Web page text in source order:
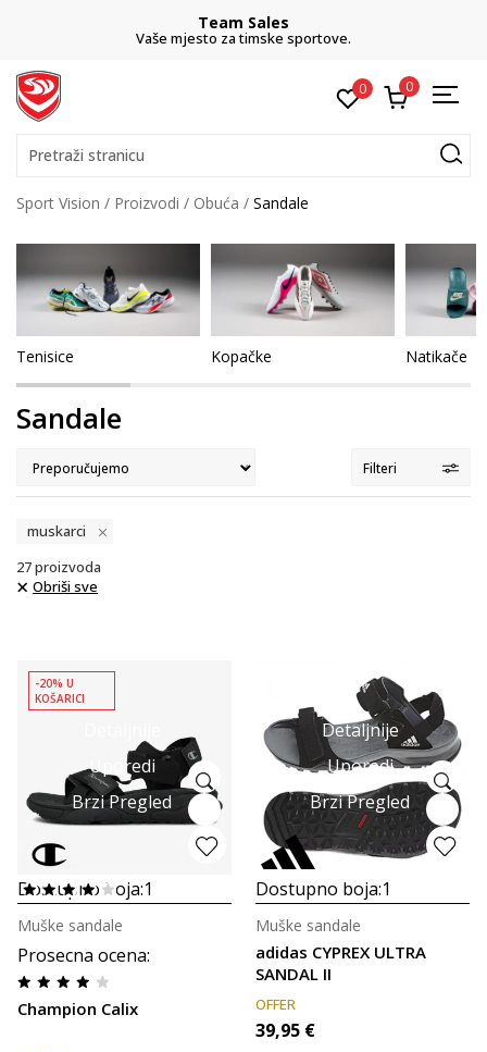
Team Sales
Vaše mjesto za timske sportove.
0 0
Pretraži stranicu
Sport Vision Proizvodi Obuća Sandale
Tenisice Kopačke Natikače
Sandale
Filteri
muskarci
27proizvoda
Obriši sve
Uporedi
Brzi Pregled
-20% U
KOŠARICI
Dostupno boja:1
Prosecna ocena:
Champion Calix
Muške sandale
Detaljnije
Uporedi
Brzi Pregled
Dostupno boja:1
adidas CYPREX ULTRA
SANDAL II
Muške sandale
OFFER
39,95 €